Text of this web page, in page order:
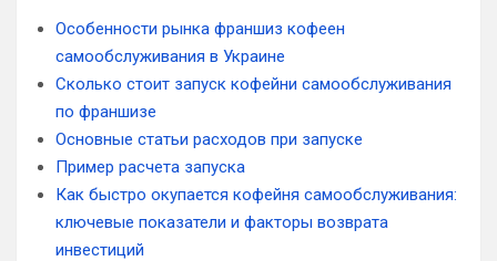
Особенности рынка франшиз кофеен
самообслуживания в Украине
Сколько стоит запуск кофейни самообслуживания
по франшизе
Основные статьи расходов при запуске
Пример расчета запуска
Как быстро окупается кофейня самообслуживания:
ключевые показатели и факторы возврата
инвестиций